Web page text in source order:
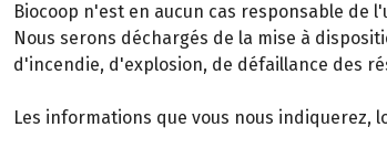
Biocoop n'est en aucun cas responsable
Nous serons déchargés de la mise à
d'incendie, d'explosion, de défaillance des
Les informations que vous nous indiquerez,